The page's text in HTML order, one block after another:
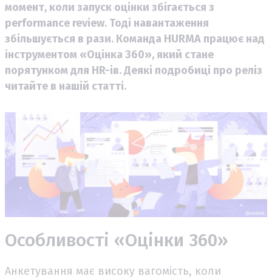
момент, коли запуск оцінки збігається з
performance review. Тоді навантаження
збільшується в рази. Команда HURMA працює над
інструментом «Оцінка 360», який стане
порятунком для HR-ів. Деякі подробиці про реліз
читайте в нашій статті.
Особливості «Оцінки 360»
Анкетування має високу вагомість, коли